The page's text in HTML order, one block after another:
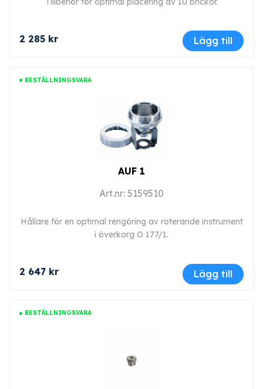
2 285 kr Lägg till
BESTÄLLNINGSVARA
AUF 1
Art.nr: 5159510
Hållare för en optimal rengöring av roterande instrument
i överkorg O 177/1.
2 647 kr Lägg till
BESTÄLLNINGSVARA